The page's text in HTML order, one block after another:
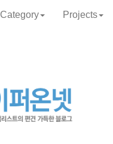
Category Projects